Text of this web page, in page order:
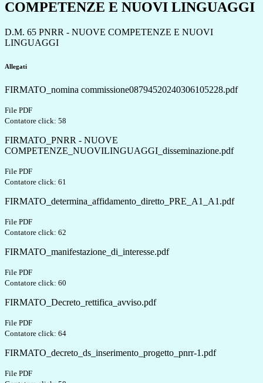
COMPETENZE E NUOVI LINGUAGGI
D.M. 65 PNRR - NUOVE COMPETENZE E NUOVI
LINGUAGGI
Allegati
FIRMATO_nomina commissione08794520240306105228.pdf
File PDF
Contatore click: 58
FIRMATO_PNRR - NUOVE
COMPETENZE_NUOVILINGUAGGI_disseminazione.pdf
File PDF
Contatore click: 61
FIRMATO_determina_affidamento_diretto_PRE_A1_A1.pdf
File PDF
Contatore click: 62
FIRMATO_manifestazione_di_interesse.pdf
File PDF
Contatore click: 60
FIRMATO_Decreto_rettifica_avviso.pdf
File PDF
Contatore click: 64
FIRMATO_decreto_ds_inserimento_progetto_pnrr-1.pdf
File PDF